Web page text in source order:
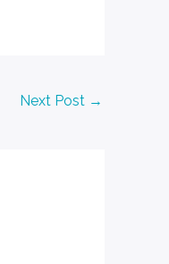
Next Post →